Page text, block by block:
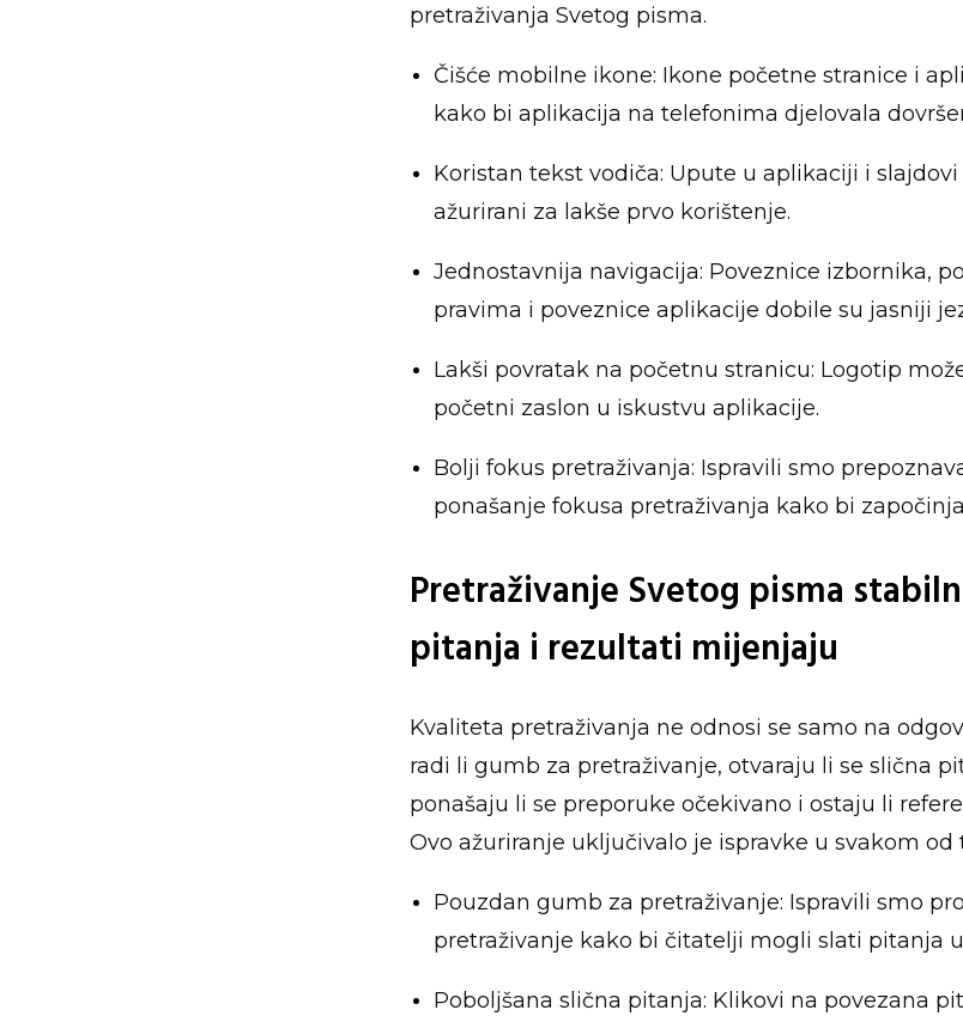
pretraživanja Svetog pisma.
Čišće mobilne ikone: Ikone početne stranice i
kako bi aplikacija na telefonima djelovala
Koristan tekst vodiča: Upute u aplikaciji i
ažurirani za lakše prvo korištenje.
Jednostavnija navigacija: Poveznice izbornika,
pravima i poveznice aplikacije dobile su jasniji
Lakši povratak na početnu stranicu: Logotip
početni zaslon u iskustvu aplikacije.
Bolji fokus pretraživanja: Ispravili smo
ponašanje fokusa pretraživanja kako bi
Pretraživanje Svetog pisma
pitanja i rezultati mijenjaju
Kvaliteta pretraživanja ne odnosi se samo na
radi li gumb za pretraživanje, otvaraju li se slična
ponašaju li se preporuke očekivano i ostaju li
Ovo ažuriranje uključivalo je ispravke u svakom od
Pouzdan gumb za pretraživanje: Ispravili smo
pretraživanje kako bi čitatelji mogli slati pitanja
Poboljšana slična pitanja: Klikovi na povezana